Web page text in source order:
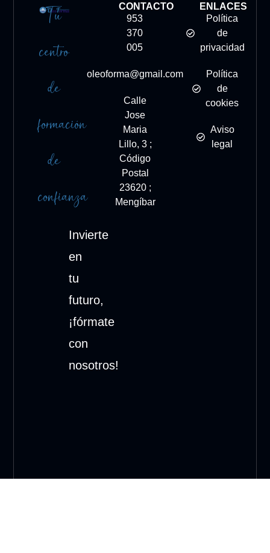
Tu
centro
de
formación
de
confianza
Invierte
en
tu
futuro,
¡fórmate
con
nosotros!
CONTACTO
953
370
005
oleoforma@gmail.com
Calle
Jose
Maria
Lillo, 3 ;
Código
Postal
23620 ;
Mengíbar
ENLACES
Política
de
privacidad
Política
de
cookies
Aviso
legal